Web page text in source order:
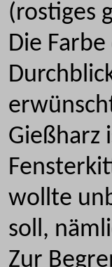
(rostiges
Die
Gießharz
wollte
soll,
Zur